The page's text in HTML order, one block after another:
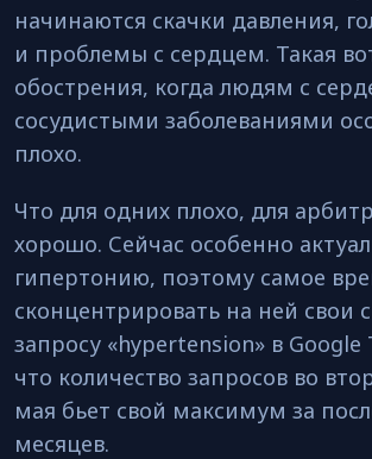
начинаются скачки давления,
и проблемы с сердцем. Такая
обострения, когда людям с
сосудистыми заболеваниями
плохо.
Что для одних плохо, для
хорошо. Сейчас особенно
гипертонию, поэтому самое
сконцентрировать на ней свои
запросу «hypertension» в
что количество запросов во
мая бьет свой максимум за
месяцев.